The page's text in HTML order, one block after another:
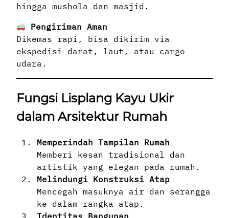
hingga mushola dan masjid.
Pengiriman Aman
Dikemas rapi, bisa dikirim via
ekspedisi darat, laut, atau cargo
udara.
Fungsi Lisplang Kayu Ukir
dalam Arsitektur Rumah
Memperindah Tampilan Rumah
Memberi kesan tradisional dan
artistik yang elegan pada rumah.
Melindungi Konstruksi Atap
Mencegah masuknya air dan serangga
ke dalam rangka atap.